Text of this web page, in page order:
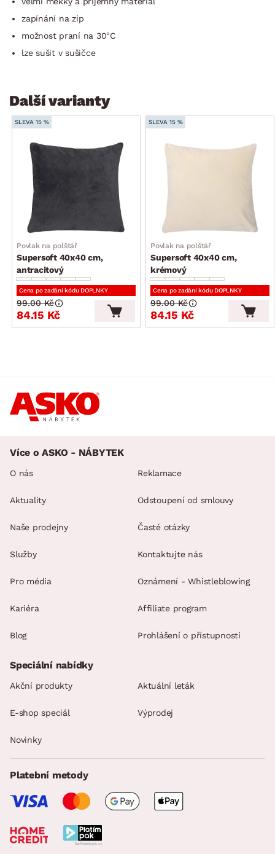
zapínání na zip
možnost praní na 30°C
lze sušit v sušičce
Další varianty
SLEVA 15 %
Povlak na polštář
Supersoft 40x40 cm,
antracitový
Cena po zadání kódu DOPLNKY
84.15 Kč
99.00 Kč
SLEVA 15 %
Povlak na polštář
Supersoft 40x40 cm,
krémový
Cena po zadání kódu DOPLNKY
84.15 Kč
99.00 Kč
Více o ASKO - NÁBYTEK
O nás
Aktuality
Naše prodejny
Služby
Pro média
Kariéra
Blog
Reklamace
Odstoupení od smlouvy
Časté otázky
Kontaktujte nás
Oznámení - Whistleblowing
Affiliate program
Prohlášení o přístupnosti
Speciální nabídky
Akční produkty Aktuální leták
E-shop speciál Výprodej
Novinky
Platební metody